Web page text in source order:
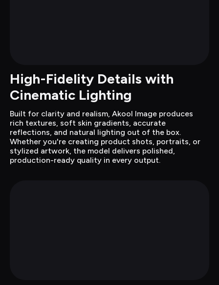
High-Fidelity Details with
Cinematic Lighting
Built for clarity and realism, Akool Image produces
rich textures, soft skin gradients, accurate
reflections, and natural lighting out of the box.
Whether you're creating product shots, portraits, or
stylized artwork, the model delivers polished,
production-ready quality in every output.